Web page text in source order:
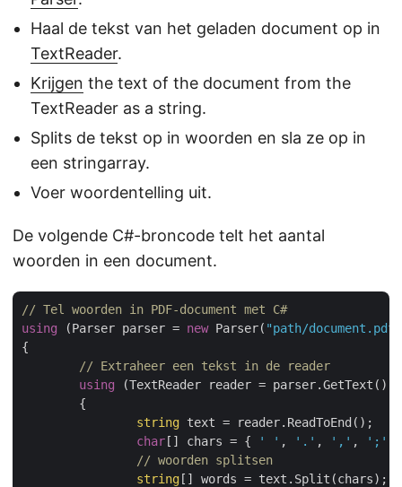
Haal de tekst van het geladen document op in
TextReader.
Krijgen the text of the document from the
TextReader as a string.
Splits de tekst op in woorden en sla ze op in
een stringarray.
Voer woordentelling uit.
De volgende C#-broncode telt het aantal
woorden in een document.
// Tel woorden in PDF-document met C#
using (Parser parser = new Parser( "path/document.pdf"
{
// Extraheer een tekst in de reader
using (TextReader reader = parser.GetText())
string text = reader.ReadToEnd();
char [] chars = { ' ' , '.' , ',' , ';'
// woorden splitsen
string [] words = text.Split(chars);